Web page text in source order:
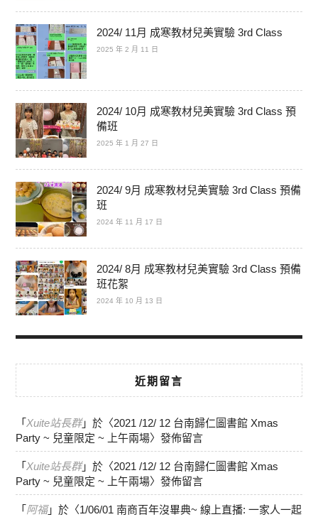
2024/ 11月 成寒教材兒美實驗 3rd Class
2025 年 2 月 11 日
2024/ 10月 成寒教材兒美實驗 3rd Class 預
備班
2025 年 1 月 27 日
2024/ 9月 成寒教材兒美實驗 3rd Class 預備
班
2024 年 11 月 17 日
2024/ 8月 成寒教材兒美實驗 3rd Class 預備
班花絮
2024 年 10 月 13 日
近期留言
「 Xuite站長群」於〈2021 /12/ 12 台南歸仁圖書館 Xmas
Party ~ 兒童限定 ~ 上午兩場〉發佈留言
「 Xuite站長群」於〈2021 /12/ 12 台南歸仁圖書館 Xmas
Party ~ 兒童限定 ~ 上午兩場〉發佈留言
「 阿福」於〈1/06/01 南商百年沒畢典~ 線上直播: 一家人一起